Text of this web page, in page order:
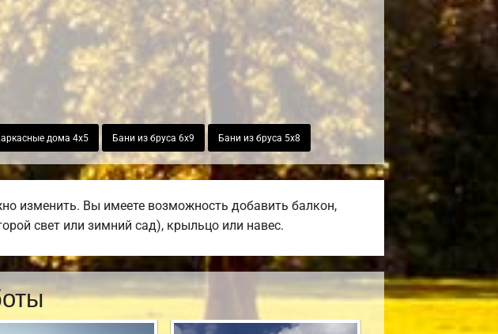
дома 4х5 Бани из бруса 6х9 Бани из бруса 5х8
изменить. Вы имеете возможность добавить балкон,
свет или зимний сад), крыльцо или навес.